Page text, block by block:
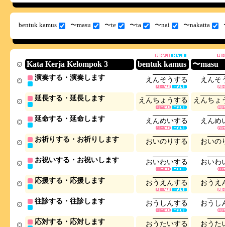
bentuk kamus 〜masu 〜te 〜ta 〜nai 〜nakatta
Kata Kerja Kelompok 3 bentuk kamus 〜masu
演奏する・演奏します え んそうする え んそ
延長する・延長します え んち ょ うする え んち ょ
延命する・延命します え んめいする え んめ
お祈りする・お祈りします おいのりする おいの
お祝いする・お祝いします おいわいする おいわ
応援する・応援します おう え んする おう え
往診する・往診します おう し んする おう し
応対する・応対します おう たいする おう た